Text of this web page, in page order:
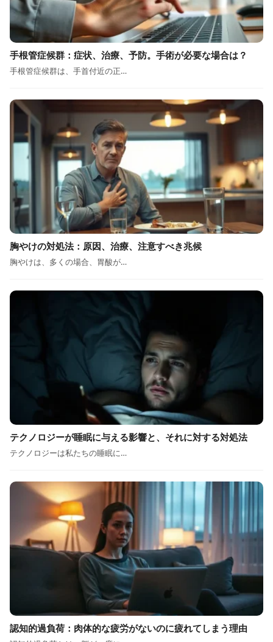
手根管症候群：症状、治療、予防。手術が必要な場合は？
手根管症候群は、手首付近の正…
胸やけの対処法：原因、治療、注意すべき兆候
胸やけは、多くの場合、胃酸が…
テクノロジーが睡眠に与える影響と、それに対する対処法
テクノロジーは私たちの睡眠に…
認知的過負荷：肉体的な疲労がないのに疲れてしまう理由